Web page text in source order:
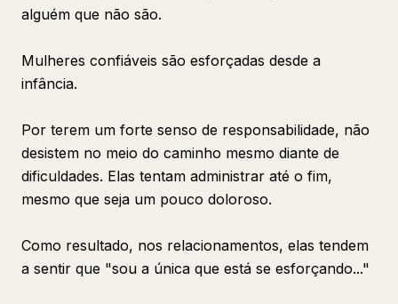
alguém que não são.
Mulheres confiáveis são esforçadas desde a
infância.
Por terem um forte senso de responsabilidade, não
desistem no meio do caminho mesmo diante de
dificuldades. Elas tentam administrar até o fim,
mesmo que seja um pouco doloroso.
Como resultado, nos relacionamentos, elas tendem
a sentir que "sou a única que está se esforçando..."